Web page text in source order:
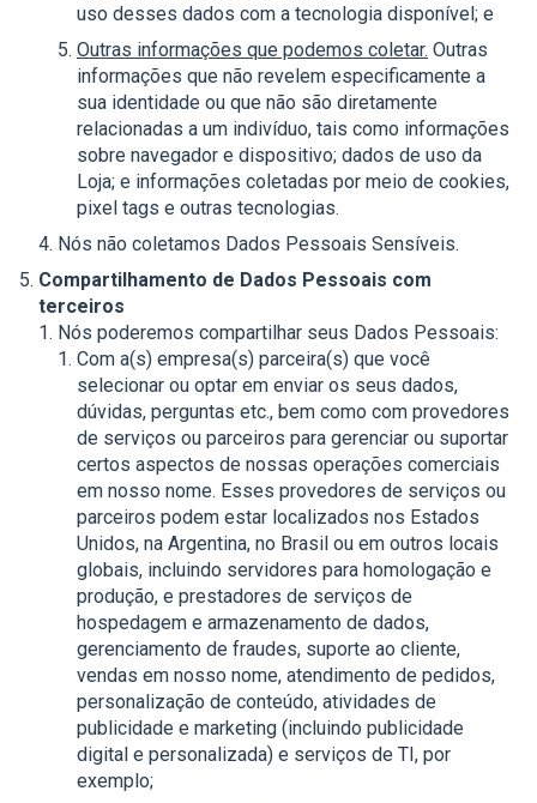
uso desses dados com a tecnologia disponível; e
Outras informações que podemos coletar. Outras
informações que não revelem especificamente a
sua identidade ou que não são diretamente
relacionadas a um indivíduo, tais como informações
sobre navegador e dispositivo; dados de uso da
Loja; e informações coletadas por meio de cookies,
pixel tags e outras tecnologias.
Nós não coletamos Dados Pessoais Sensíveis.
Compartilhamento de Dados Pessoais com
terceiros
Nós poderemos compartilhar seus Dados Pessoais:
Com a(s) empresa(s) parceira(s) que você
selecionar ou optar em enviar os seus dados,
dúvidas, perguntas etc., bem como com provedores
de serviços ou parceiros para gerenciar ou suportar
certos aspectos de nossas operações comerciais
em nosso nome. Esses provedores de serviços ou
parceiros podem estar localizados nos Estados
Unidos, na Argentina, no Brasil ou em outros locais
globais, incluindo servidores para homologação e
produção, e prestadores de serviços de
hospedagem e armazenamento de dados,
gerenciamento de fraudes, suporte ao cliente,
vendas em nosso nome, atendimento de pedidos,
personalização de conteúdo, atividades de
publicidade e marketing (incluindo publicidade
digital e personalizada) e serviços de TI, por
exemplo;